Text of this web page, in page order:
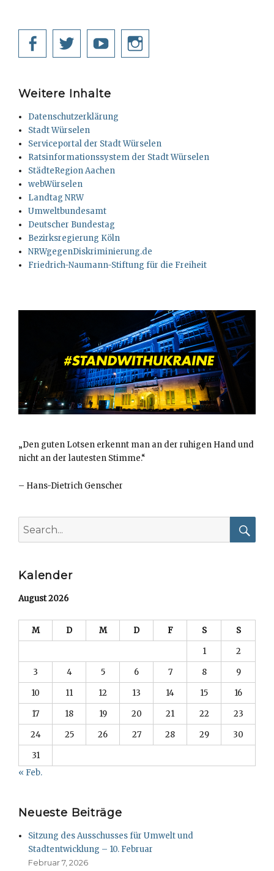
Facebook
TwitterYouTube
Weitere Inhalte
Datenschutzerklärung
Stadt Würselen
Serviceportal der Stadt Würselen
Ratsinformationssystem der Stadt Würselen
StädteRegion Aachen
webWürselen
Landtag NRW
Umweltbundesamt
Deutscher Bundestag
Bezirksregierung Köln
NRWgegenDiskriminierung.de
Friedrich-Naumann-Stiftung für die Freiheit
„Den guten Lotsen erkennt man an der ruhigen Hand und
nicht an der lautesten Stimme.“
– Hans-Dietrich Genscher
for:
Kalender
August 2026
M D M D F S
S
1
2
3
4 5 6 7 8
9
10
11 12 13 14 15
16
17
18 19 20 21 22
23
24
25 26 27 28 29
30
31
« Feb.
Neueste Beiträge
Sitzung des Ausschusses für Umwelt und
Stadtentwicklung – 10. Februar
Februar 7, 2026